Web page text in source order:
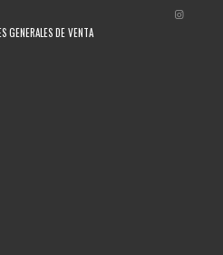
GENERALES DE VENTA